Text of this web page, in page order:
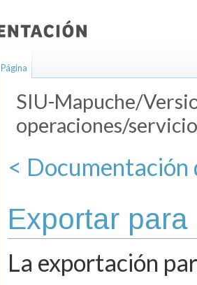
SIU-Mapuche/
operaciones/
< Documentación
Exportar para
La exportación
Página